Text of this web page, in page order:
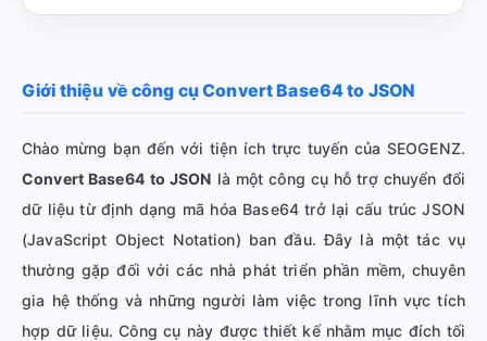
Giới thiệu về công cụ Convert Base64 to JSON
Chào mừng bạn đến với tiện ích trực tuyến của SEOGENZ.
Convert Base64 to JSON là một công cụ hỗ trợ chuyển đổi
dữ liệu từ định dạng mã hóa Base64 trở lại cấu trúc JSON
(JavaScript Object Notation) ban đầu. Đây là một tác vụ
thường gặp đối với các nhà phát triển phần mềm, chuyên
gia hệ thống và những người làm việc trong lĩnh vực tích
hợp dữ liệu. Công cụ này được thiết kế nhằm mục đích tối